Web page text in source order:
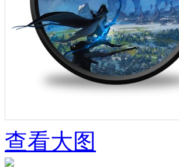
查看大图